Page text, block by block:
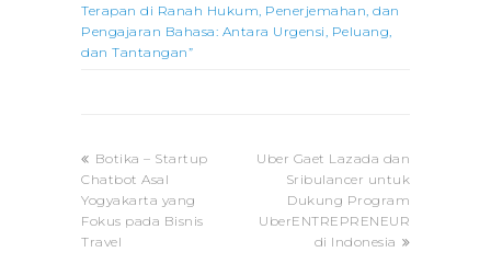
Terapan di Ranah Hukum, Penerjemahan, dan
Pengajaran Bahasa: Antara Urgensi, Peluang,
dan Tantangan”
previous
post:
Botika – Startup
Chatbot Asal
Yogyakarta yang
Fokus pada Bisnis
Travel
next
post:
Uber Gaet Lazada dan
Sribulancer untuk
Dukung Program
UberENTREPRENEUR
di Indonesia